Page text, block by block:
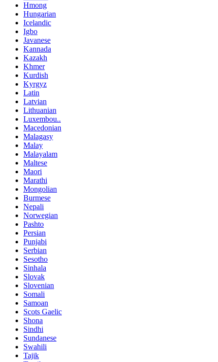
Hmong
Hungarian
Icelandic
Igbo
Javanese
Kannada
Kazakh
Khmer
Kurdish
Kyrgyz
Latin
Latvian
Lithuanian
Luxembou..
Macedonian
Malagasy
Malay
Malayalam
Maltese
Maori
Marathi
Mongolian
Burmese
Nepali
Norwegian
Pashto
Persian
Punjabi
Serbian
Sesotho
Sinhala
Slovak
Slovenian
Somali
Samoan
Scots Gaelic
Shona
Sindhi
Sundanese
Swahili
Tajik